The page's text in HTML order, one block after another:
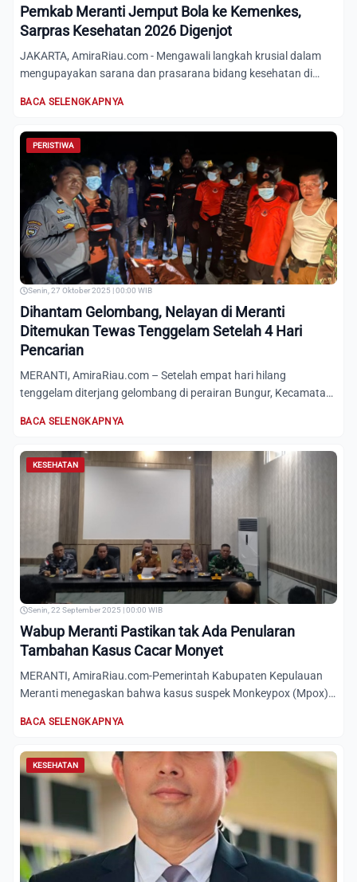
Pemkab Meranti Jemput Bola ke Kemenkes,
Sarpras Kesehatan 2026 Digenjot
JAKARTA, AmiraRiau.com - Mengawali langkah krusial dalam
mengupayakan sarana dan prasarana bidang kesehatan di
BACA SELENGKAPNYA
PERISTIWA
Senin, 27 Oktober 2025 | 00:00 WIB
Dihantam Gelombang, Nelayan di Meranti
Ditemukan Tewas Tenggelam Setelah 4 Hari
Pencarian
MERANTI, AmiraRiau.com – Setelah empat hari hilang
tenggelam diterjang gelombang di perairan Bungur, Kecamatan
BACA SELENGKAPNYA
KESEHATAN
Senin, 22 September 2025 | 00:00 WIB
Wabup Meranti Pastikan tak Ada Penularan
Tambahan Kasus Cacar Monyet
MERANTI, AmiraRiau.com-Pemerintah Kabupaten Kepulauan
Meranti menegaskan bahwa kasus suspek Monkeypox (Mpox)
BACA SELENGKAPNYA
KESEHATAN